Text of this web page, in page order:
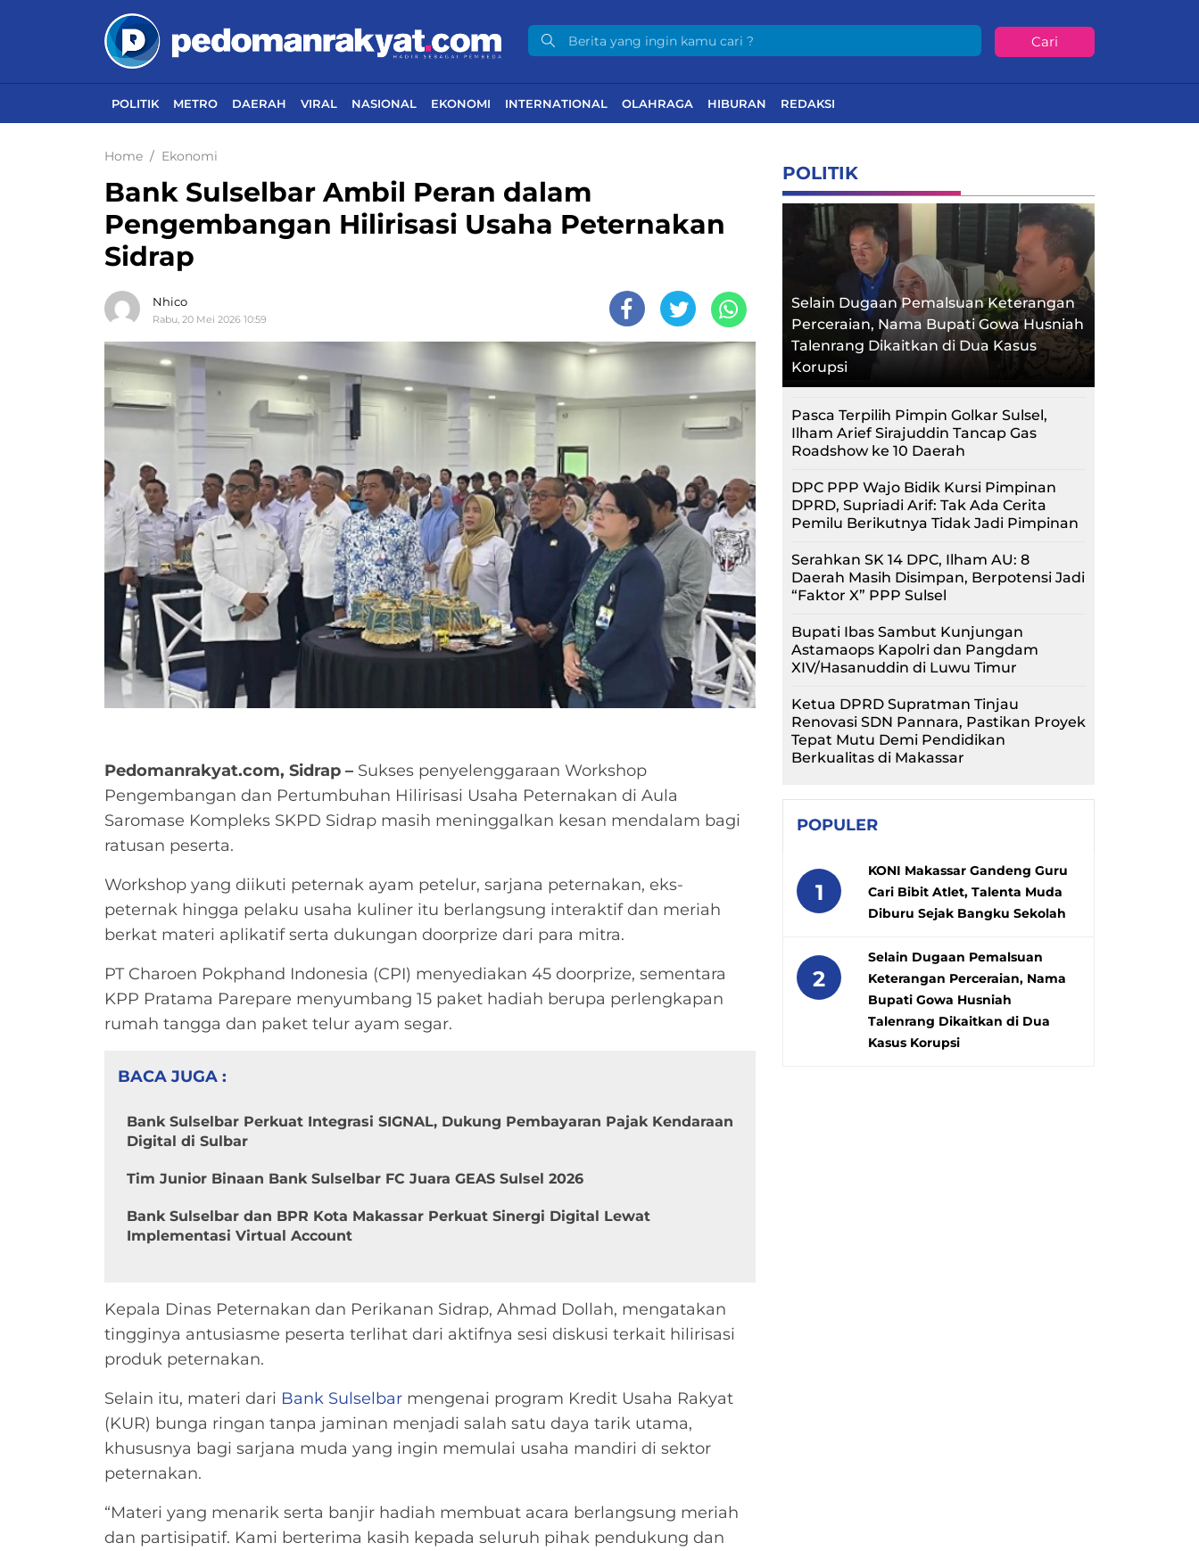
Cari
POLITIK METRO DAERAH VIRAL NASIONAL EKONOMI INTERNATIONAL OLAHRAGA HIBURAN REDAKSI
Home Ekonomi
Bank Sulselbar Ambil Peran dalam
Pengembangan Hilirisasi Usaha Peternakan
Sidrap
Nhico
Rabu, 20 Mei 2026 10:59
Pedomanrakyat.com, Sidrap – Sukses penyelenggaraan Workshop
Pengembangan dan Pertumbuhan Hilirisasi Usaha Peternakan di Aula
Saromase Kompleks SKPD Sidrap masih meninggalkan kesan mendalam bagi
ratusan peserta.
Workshop yang diikuti peternak ayam petelur, sarjana peternakan, eks-
peternak hingga pelaku usaha kuliner itu berlangsung interaktif dan meriah
berkat materi aplikatif serta dukungan doorprize dari para mitra.
PT Charoen Pokphand Indonesia (CPI) menyediakan 45 doorprize, sementara
KPP Pratama Parepare menyumbang 15 paket hadiah berupa perlengkapan
rumah tangga dan paket telur ayam segar.
BACA JUGA :
Bank Sulselbar Perkuat Integrasi SIGNAL, Dukung Pembayaran Pajak Kendaraan
Digital di Sulbar
Tim Junior Binaan Bank Sulselbar FC Juara GEAS Sulsel 2026
Bank Sulselbar dan BPR Kota Makassar Perkuat Sinergi Digital Lewat
Implementasi Virtual Account
Kepala Dinas Peternakan dan Perikanan Sidrap, Ahmad Dollah, mengatakan
tingginya antusiasme peserta terlihat dari aktifnya sesi diskusi terkait hilirisasi
produk peternakan.
Selain itu, materi dari Bank Sulselbar mengenai program Kredit Usaha Rakyat
(KUR) bunga ringan tanpa jaminan menjadi salah satu daya tarik utama,
khususnya bagi sarjana muda yang ingin memulai usaha mandiri di sektor
peternakan.
“Materi yang menarik serta banjir hadiah membuat acara berlangsung meriah
dan partisipatif. Kami berterima kasih kepada seluruh pihak pendukung dan
POLITIK
Selain Dugaan Pemalsuan Keterangan
Perceraian, Nama Bupati Gowa Husniah
Talenrang Dikaitkan di Dua Kasus
Korupsi
Pasca Terpilih Pimpin Golkar Sulsel,
Ilham Arief Sirajuddin Tancap Gas
Roadshow ke 10 Daerah
DPC PPP Wajo Bidik Kursi Pimpinan
DPRD, Supriadi Arif: Tak Ada Cerita
Pemilu Berikutnya Tidak Jadi Pimpinan
Serahkan SK 14 DPC, Ilham AU: 8
Daerah Masih Disimpan, Berpotensi Jadi
“Faktor X” PPP Sulsel
Bupati Ibas Sambut Kunjungan
Astamaops Kapolri dan Pangdam
XIV/Hasanuddin di Luwu Timur
Ketua DPRD Supratman Tinjau
Renovasi SDN Pannara, Pastikan Proyek
Tepat Mutu Demi Pendidikan
Berkualitas di Makassar
POPULER
1
KONI Makassar Gandeng Guru
Cari Bibit Atlet, Talenta Muda
Diburu Sejak Bangku Sekolah
2
Selain Dugaan Pemalsuan
Keterangan Perceraian, Nama
Bupati Gowa Husniah
Talenrang Dikaitkan di Dua
Kasus Korupsi